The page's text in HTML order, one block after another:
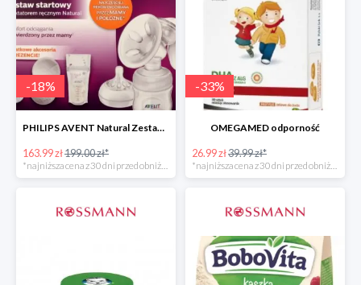
-18%
PHILIPS AVENT Natural Zestaw Startowy
163.99 zł199.00 zł*
*najniższa cena z 30 dni przed obniżką
-33%
OMEGAMED odporność
26.99 zł39.99 zł*
*najniższa cena z 30 dni przed obniżką